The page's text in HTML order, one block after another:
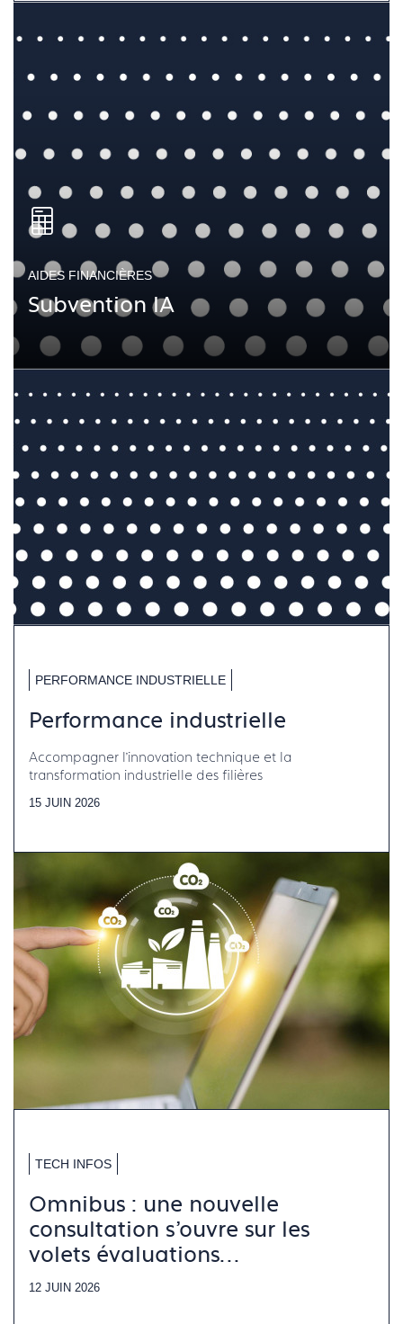
AIDES FINANCIÈRES
Subvention IA
PERFORMANCE INDUSTRIELLE
Performance industrielle
Accompagner l’innovation technique et la
transformation industrielle des filières
15 JUIN 2026
TECH INFOS
Omnibus : une nouvelle
consultation s’ouvre sur les
volets évaluations
environnementales
12 JUIN 2026